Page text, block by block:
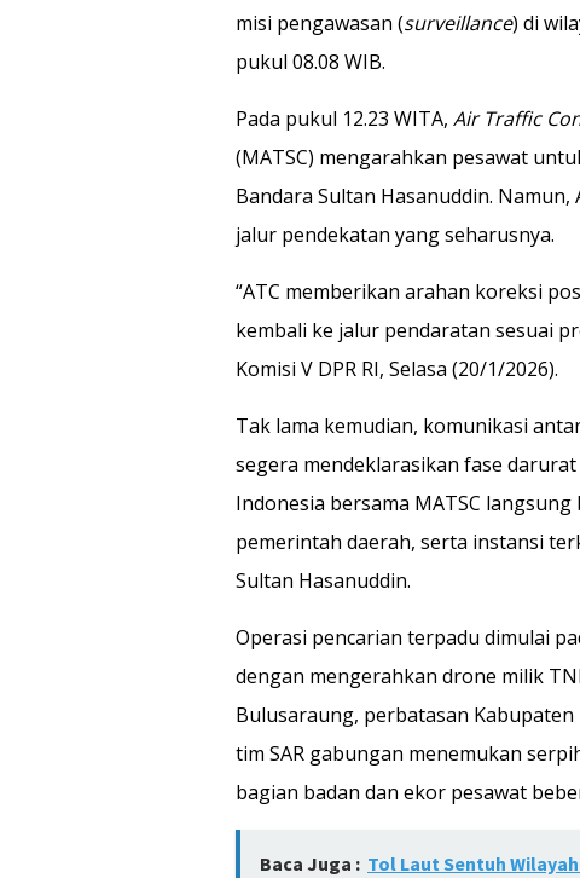
misi pengawasan (surveillance) di
pukul 08.08 WIB.
Pada pukul 12.23 WITA, Air Traffic
(MATSC) mengarahkan pesawat
Bandara Sultan Hasanuddin.
jalur pendekatan yang seharusnya.
“ATC memberikan arahan koreksi
kembali ke jalur pendaratan sesuai
Komisi V DPR RI, Selasa (20/1/2026).
Tak lama kemudian, komunikasi
segera mendeklarasikan fase darurat
Indonesia bersama MATSC
pemerintah daerah, serta instansi
Sultan Hasanuddin.
Operasi pencarian terpadu dimulai
dengan mengerahkan drone milik
Bulusaraung, perbatasan Kabupaten
tim SAR gabungan menemukan
bagian badan dan ekor pesawat
Baca Juga : Tol Laut Sentuh